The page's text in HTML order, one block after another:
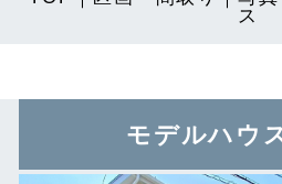
ス
モデルハウ